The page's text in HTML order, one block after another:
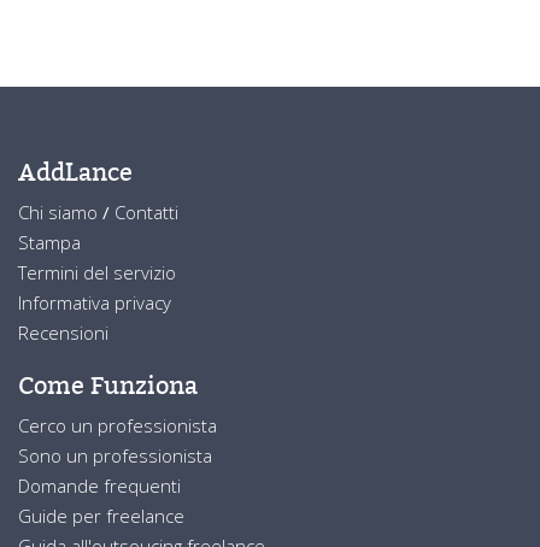
AddLance
Chi siamo / Contatti
Stampa
Termini del servizio
Informativa privacy
Recensioni
Come Funziona
Cerco un professionista
Sono un professionista
Domande frequenti
Guide per freelance